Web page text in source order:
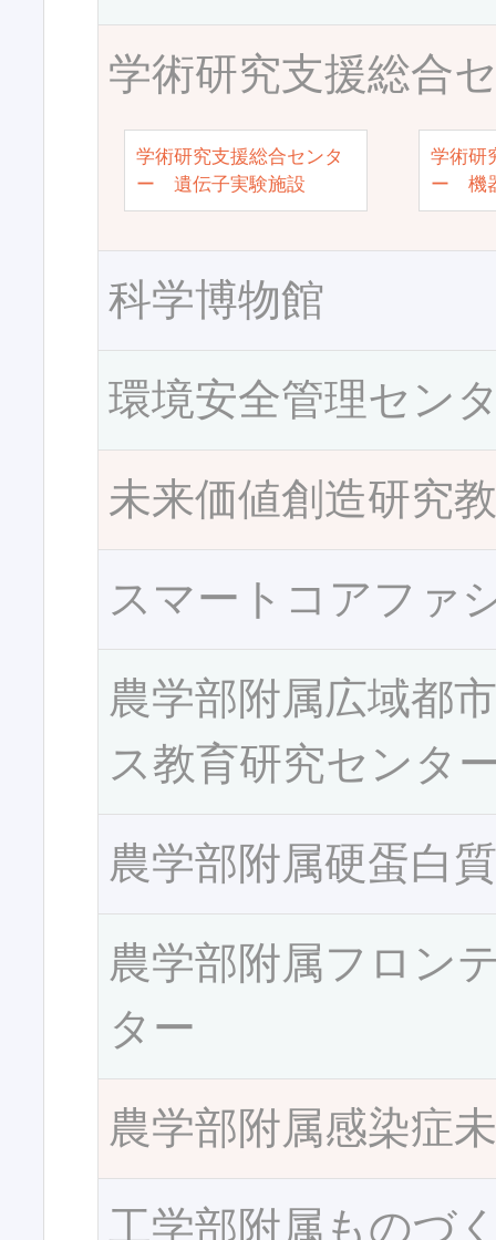
学術研究支援総合
学術研究支援総合センタ
ー 遺伝子実験施設
学術研
ー 機
科学博物館
環境安全管理セン
未来価値創造研究
スマートコアファ
農学部附属広域都
ス教育研究センタ
農学部附属硬蛋白
農学部附属フロン
ター
農学部附属感染症
工学部附属ものづ